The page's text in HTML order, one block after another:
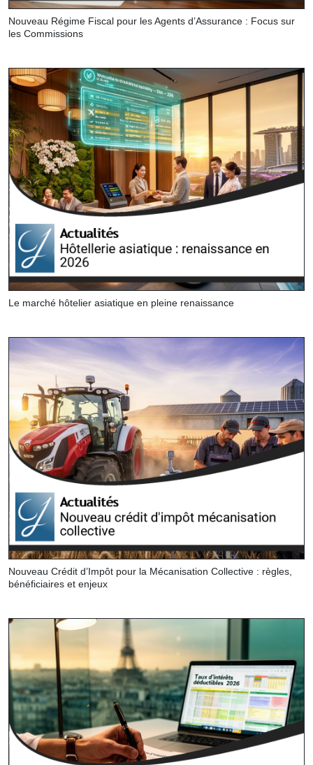
Nouveau Régime Fiscal pour les Agents d’Assurance : Focus sur
les Commissions
Le marché hôtelier asiatique en pleine renaissance
Nouveau Crédit d’Impôt pour la Mécanisation Collective : règles,
bénéficiaires et enjeux